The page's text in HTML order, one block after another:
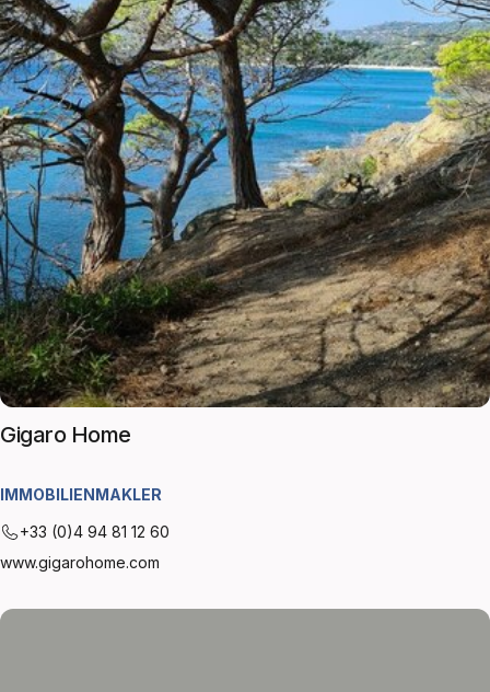
Gigaro Home
IMMOBILIENMAKLER
+33 (0)4 94 81 12 60
www.gigarohome.com